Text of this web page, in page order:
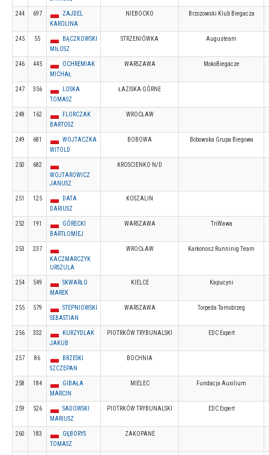
244 697
ZAJDEL
KAROLINA
NIEBOCKO Brzozowski Klub Biegacza
245 55
BĄCZKOWSKI
MIŁOSZ
STRZENIÓWKA Augusteam
246 445
OCHREMIAK
MICHAŁ
WARSZAWA MokoBiegacze
247 356
LOSKA
TOMASZ
ŁAZISKA GÓRNE
248 162
FLORCZAK
BARTOSZ
WROCŁAW
249 681
WOJTACZKA
WITOLD
BOBOWA Bobowska Grupa Biegowa
250
682
WOJTAROWICZ
JANUSZ
KROSCIENKO N/D
251 125
DATA
DARIUSZ
KOSZALIN
252 191
GÓRECKI
BARTŁOMIEJ
WARSZAWA TriWawa
253
237
KACZMARCZYK
URSZULA
WROCŁAW Karkonosz Runninig Team
254 549
SKWARŁO
MAREK
KIELCE Kapucyni
255 579
STEPNIOWSKI
SEBASTIAN
WARSZAWA Torpeda Tarnobrzeg
256 332
KURZYDLAK
JAKUB
PIOTRKÓW TRYBUNALSKI EDC Expert
257 86
BRZESKI
SZCZEPAN
BOCHNIA
258 184
GIBAŁA
MARCIN
MIELEC Fundacja Auxilium
259 526
SADOWSKI
MARIUSZ
PIOTRKÓW TRYBUNALSKI EDC Expert
260 183
GĘBORYS
TOMASZ
ZAKOPANE